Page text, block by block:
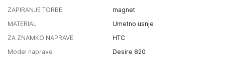
ZAPIRANJE TORBE
magnet
MATERIAL
Umetno usnje
ZA ZNAMKO NAPRAVE
HTC
Model naprave
Desire 820